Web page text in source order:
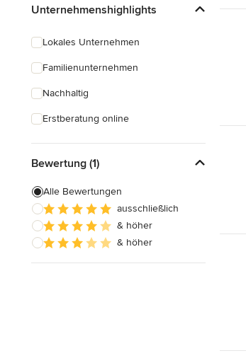
Unternehmenshighlights
Lokales Unternehmen
Familienunternehmen
Nachhaltig
Erstberatung online
Bewertung (1)
Alle Bewertungen
ausschließlich
& höher
& höher